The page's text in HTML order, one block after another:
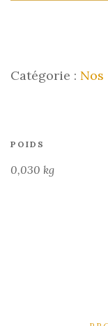
Catégorie : Nos
POIDS
0,030 kg